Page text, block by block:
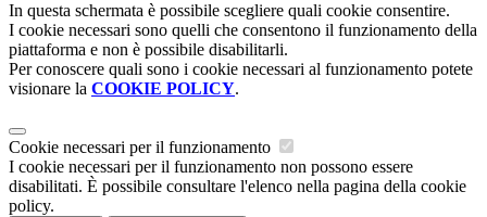
In questa schermata è possibile scegliere quali cookie consentire.
I cookie necessari sono quelli che consentono il funzionamento della
piattaforma e non è possibile disabilitarli.
Per conoscere quali sono i cookie necessari al funzionamento potete
visionare la COOKIE POLICY.
Cookie necessari per il funzionamento
I cookie necessari per il funzionamento non possono essere
disabilitati. È possibile consultare l'elenco nella pagina della cookie
policy.